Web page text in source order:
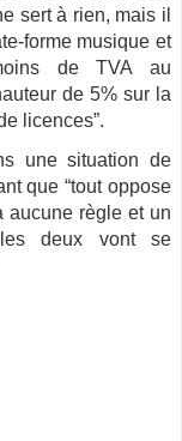
sert à rien, mais il
forme musique et
de TVA au
de 5% sur la
licences”.
une situation de
que “tout oppose
aucune règle et un
les deux vont se